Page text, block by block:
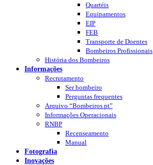
Quartéis
Equipamentos
EIP
FEB
Transporte de Doentes
Bombeiros Profissionais
História dos Bombeiros
Informações
Recrutamento
Ser bombeiro
Perguntas frequentes
Arquivo “Bombeiros.pt”
Informações Operacionais
RNBP
Recenseamento
Manual
Fotografia
Inovações